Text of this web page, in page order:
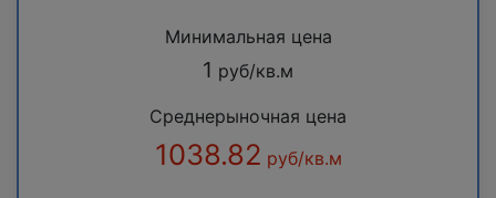
Минимальная цена
1 руб/кв.м
Среднерыночная цена
1038.82 руб/кв.м